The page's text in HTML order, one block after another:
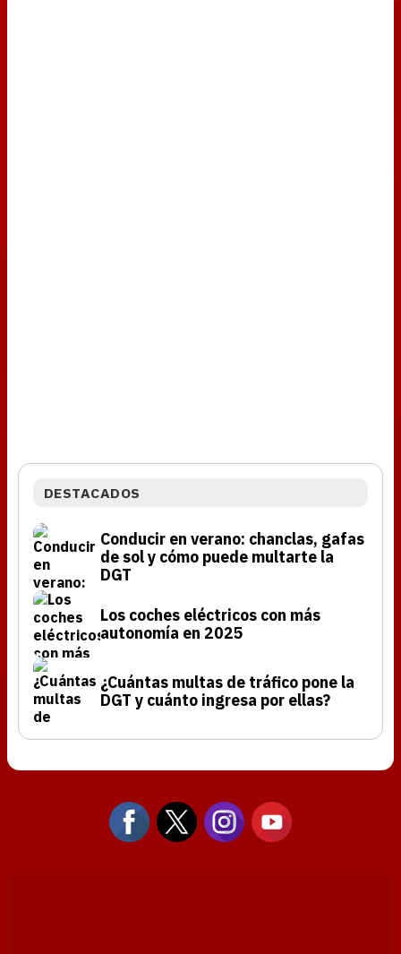
DESTACADOS
Conducir en verano: chanclas, gafas
de sol y cómo puede multarte la
DGT
Los coches eléctricos con más
autonomía en 2025
¿Cuántas multas de tráfico pone la
DGT y cuánto ingresa por ellas?